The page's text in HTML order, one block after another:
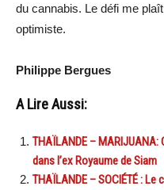
du cannabis. Le défi me
optimiste.
Philippe Bergues
A Lire Aussi:
THAÏLANDE –
dans l’ex Royaume de Siam
THAÏLANDE – SOCIÉTÉ :